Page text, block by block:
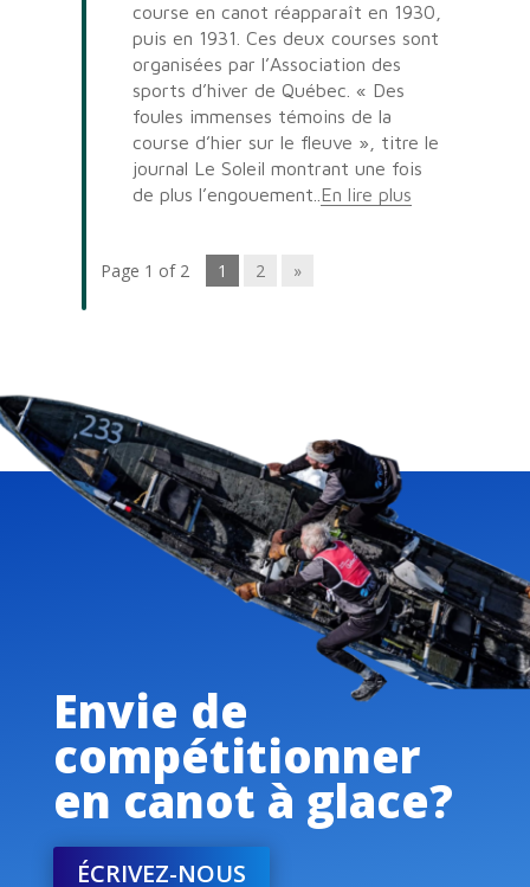
course en canot réapparaît en 1930,
puis en 1931. Ces deux courses sont
organisées par l’Association des
sports d’hiver de Québec. « Des
foules immenses témoins de la
course d’hier sur le fleuve », titre le
journal Le Soleil montrant une fois
de plus l’engouement.. En lire plus
Page 1 of 2 1 2 »
Envie de
compétitionner
en canot à glace?
ÉCRIVEZ-NOUS